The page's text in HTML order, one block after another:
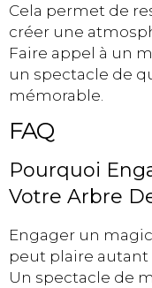
Cela permet de
créer une
Faire appel à un
un spectacle de
mémorable.
FAQ
Pourquoi
Votre Arbre
Engager un
peut plaire autant
Un spectacle de